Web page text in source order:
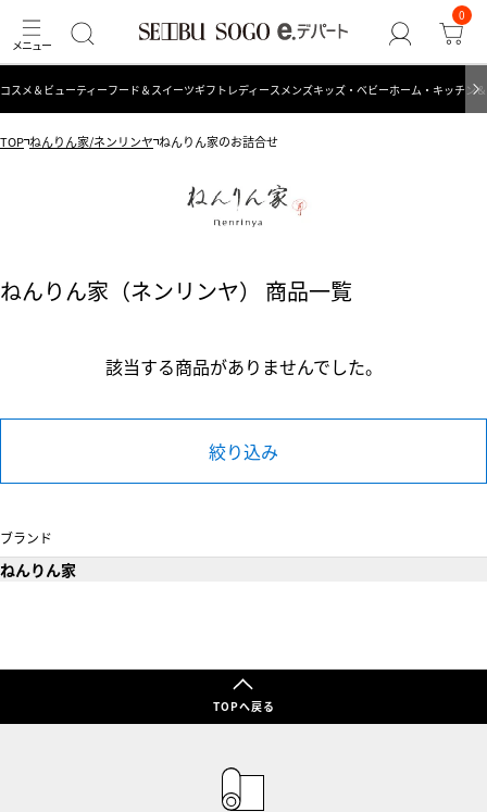
0
コスメ＆ビューティーフード＆スイーツギフト レディース メンズキッズ・ベビーホーム・キッチン
TOP ねんりん家/ネンリンヤ ねんりん家のお詰合せ
ねんりん家（ネンリンヤ） 商品一覧
該当する商品がありませんでした。
絞り込み
ブランド
ねんりん家
TOPへ戻る